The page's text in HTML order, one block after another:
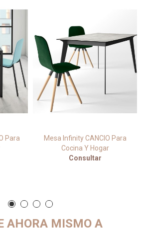
Para
Mesa Infinity CANCIO Para
Cocina Y Hogar
Consultar
AHORA MISMO A